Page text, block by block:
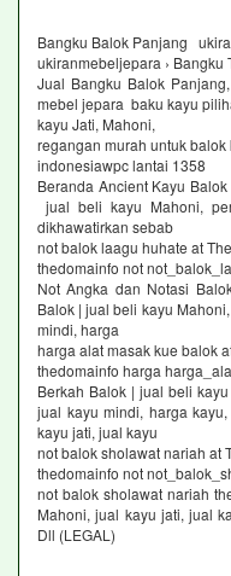
Bangku Balok Panjang
ukiranmebeljepara › Bangku
Jual Bangku Balok
mebel jepara baku kayu
kayu Jati, Mahoni,
regangan murah untuk
indonesiawpc lantai 1358
Beranda Ancient Kayu
jual beli kayu Mahoni,
dikhawatirkan sebab
not balok laagu huhate at
thedomainfo not
Not Angka dan Notasi
Balok | jual beli kayu
mindi, harga
harga alat masak kue balok
thedomainfo harga
Berkah Balok | jual beli
jual kayu mindi, harga
kayu jati, jual kayu
not balok sholawat nariah at
thedomainfo not
not balok sholawat nariah
Mahoni, jual kayu jati, jual
Dll (LEGAL)